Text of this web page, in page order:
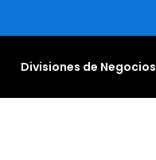
Divisiones de Negocios